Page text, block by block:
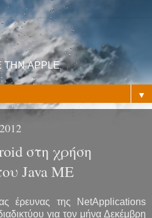
ΤΗΝ APPLE
▼
στη χρήση
Java ME
έρευνας της NetApplications
για τον μήνα Δεκέμβρη